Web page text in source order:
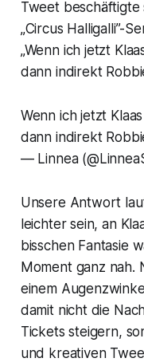
Tweet
„Circus Halligalli”-
„Wenn ich jetzt
dann indirekt
Wenn ich jetzt
dann indirekt
— Linnea
Unsere Antwort
leichter sein, an
bisschen Fantasie
Moment ganz nah.
einem
damit nicht die
Tickets steigern,
und kreativen